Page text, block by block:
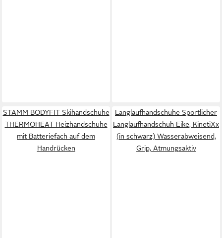
STAMM BODYFIT Skihandschuhe
THERMOHEAT Heizhandschuhe
mit Batteriefach auf dem
Handrücken
Langlaufhandschuhe Sportlicher
Langlaufhandschuh Eike, KinetiXx
(in schwarz) Wasserabweisend,
Grip, Atmungsaktiv